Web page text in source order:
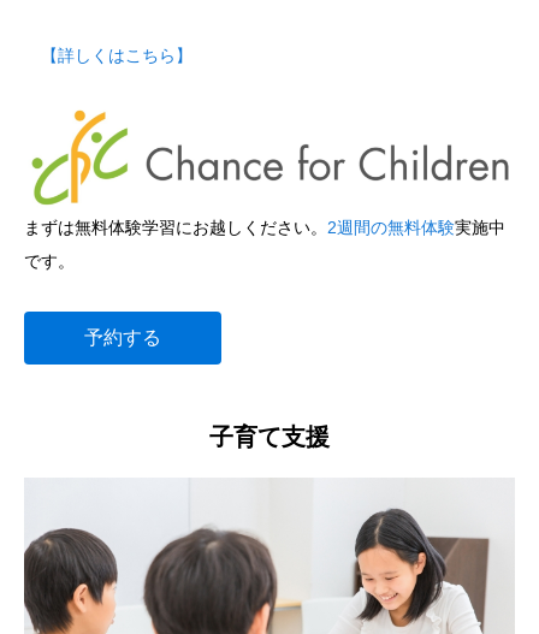
【詳しくはこちら】
まずは無料体験学習にお越しください。 2週間の無料体験実施中
です。
予約する
子育て支援